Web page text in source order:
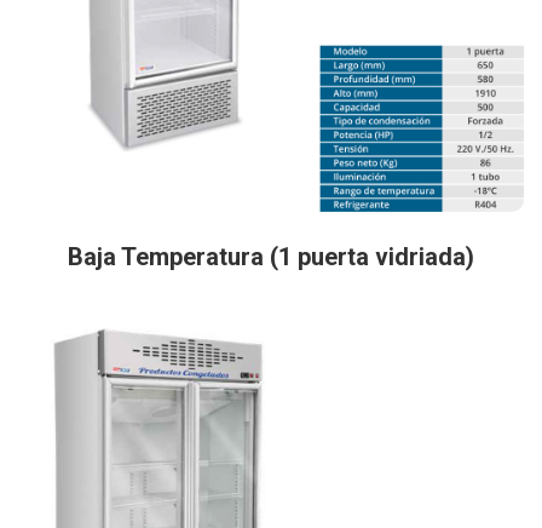
Baja Temperatura (1 puerta vidriada)